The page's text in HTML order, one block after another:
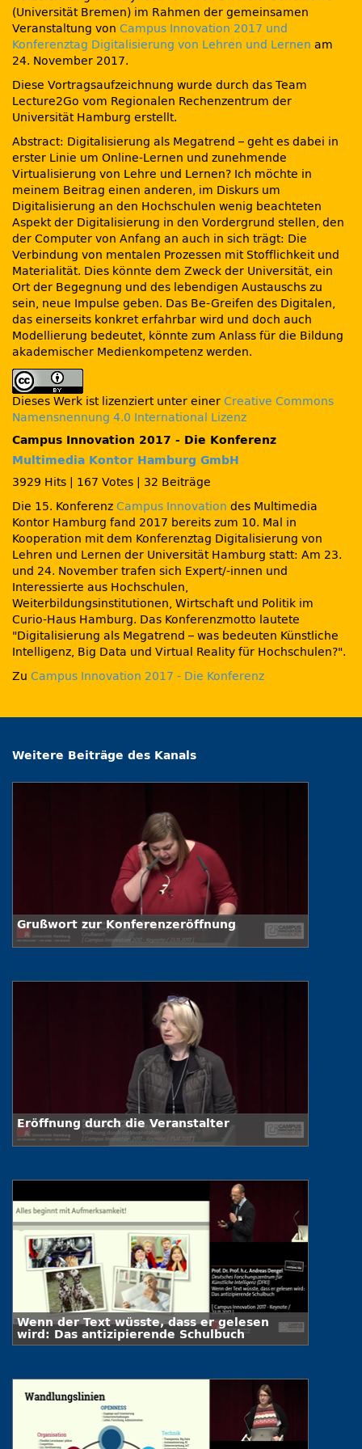
(Universität Bremen) im Rahmen der gemeinsamen
Veranstaltung von Campus Innovation 2017 und
Konferenztag Digitalisierung von Lehren und Lernen am
24. November 2017.
Diese Vortragsaufzeichnung wurde durch das Team
Lecture2Go vom Regionalen Rechenzentrum der
Universität Hamburg erstellt.
Abstract: Digitalisierung als Megatrend – geht es dabei in
erster Linie um Online-Lernen und zunehmende
Virtualisierung von Lehre und Lernen? Ich möchte in
meinem Beitrag einen anderen, im Diskurs um
Digitalisierung an den Hochschulen wenig beachteten
Aspekt der Digitalisierung in den Vordergrund stellen, den
der Computer von Anfang an auch in sich trägt: Die
Verbindung von mentalen Prozessen mit Stofflichkeit und
Materialität. Dies könnte dem Zweck der Universität, ein
Ort der Begegnung und des lebendigen Austauschs zu
sein, neue Impulse geben. Das Be-Greifen des Digitalen,
das einerseits konkret erfahrbar wird und doch auch
Modellierung bedeutet, könnte zum Anlass für die Bildung
akademischer Medienkompetenz werden.
Dieses Werk ist lizenziert unter einer Creative Commons
Namensnennung 4.0 International Lizenz
Campus Innovation 2017 - Die Konferenz
Multimedia Kontor Hamburg GmbH
3929 Hits
167 Votes
32 Beiträge
Die 15. Konferenz Campus Innovation des Multimedia
Kontor Hamburg fand 2017 bereits zum 10. Mal in
Kooperation mit dem Konferenztag Digitalisierung von
Lehren und Lernen der Universität Hamburg statt: Am 23.
und 24. November trafen sich Expert/-innen und
Interessierte aus Hochschulen,
Weiterbildungsinstitutionen, Wirtschaft und Politik im
Curio-Haus Hamburg. Das Konferenzmotto lautete
Digitalisierung als Megatrend – was bedeuten Künstliche
Intelligenz, Big Data und Virtual Reality für Hochschulen? .
Zu Campus Innovation 2017 - Die Konferenz
Weitere Beiträge des Kanals
Grußwort zur Konferenzeröffnung
Eröffnung durch die Veranstalter
Wenn der Text wüsste, dass er gelesen
wird: Das antizipierende Schulbuch